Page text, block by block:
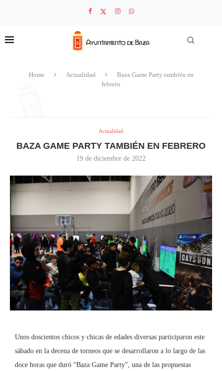
Home Actualidad
Baza Game Party también en
febrero
Actualidad
BAZA GAME PARTY TAMBIÉN EN FEBRERO
19 de diciembre de 2022
Unos doscientos chicos y chicas de edades diversas participaron este
sábado en la decena de torneos que se desarrollaron a lo largo de las
doce horas que duró “Baza Game Party”, una de las propuestas